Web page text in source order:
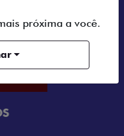
exclusiva do
próxima a você.